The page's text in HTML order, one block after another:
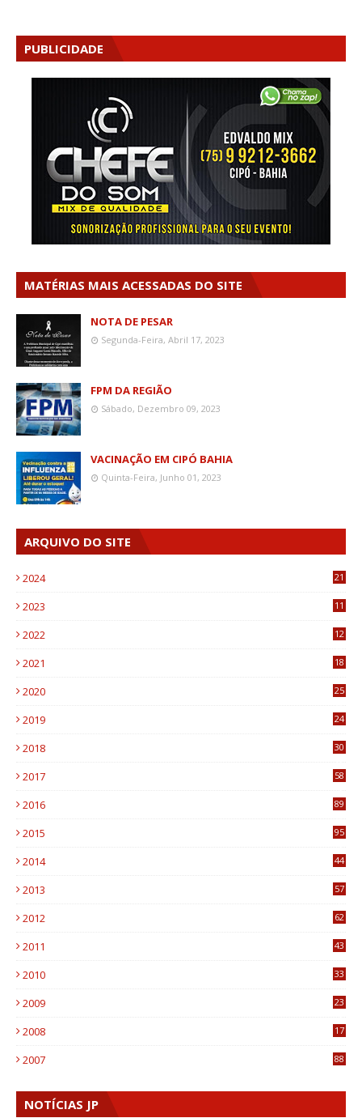
PUBLICIDADE
MATÉRIAS MAIS ACESSADAS DO SITE
NOTA DE PESAR
Segunda-Feira, Abril 17, 2023
FPM DA REGIÃO
Sábado, Dezembro 09, 2023
VACINAÇÃO EM CIPÓ BAHIA
Quinta-Feira, Junho 01, 2023
ARQUIVO DO SITE
2024 21
2023
11
2022
12
2021
18
2020
25
2019
24
2018
30
2017
58
2016
89
2015
95
2014
44
2013
57
2012
62
2011
43
2010
33
2009
23
2008
17
2007 88
NOTÍCIAS JP